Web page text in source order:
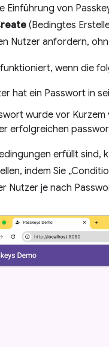
Einführung von
(Bedingtes
Nutzer anfordern,
wenn die
hat ein Passwort in
wurde vor
erfolgreichen
erfüllt sind,
indem Sie
Nutzer je nach